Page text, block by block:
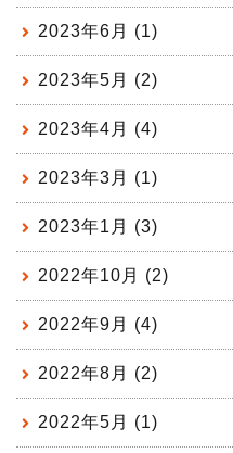
2023年6月 (1)
2023年5月 (2)
2023年4月 (4)
2023年3月 (1)
2023年1月 (3)
2022年10月 (2)
2022年9月 (4)
2022年8月 (2)
2022年5月 (1)